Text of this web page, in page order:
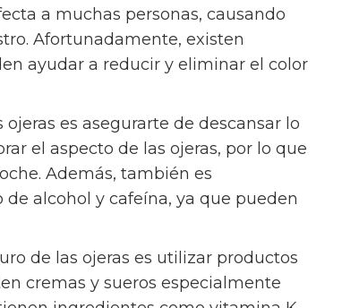
a muchas personas, causando
Afortunadamente, existen
ayudar a reducir y eliminar el color
ojeras es asegurarte de descansar lo
el aspecto de las ojeras, por lo que
Además, también es
alcohol y cafeína, ya que pueden
de las ojeras es utilizar productos
cremas y sueros especialmente